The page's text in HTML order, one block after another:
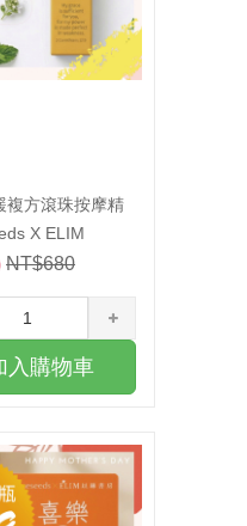
複方滾珠按摩精
X ELIM
NT$680
入購物車